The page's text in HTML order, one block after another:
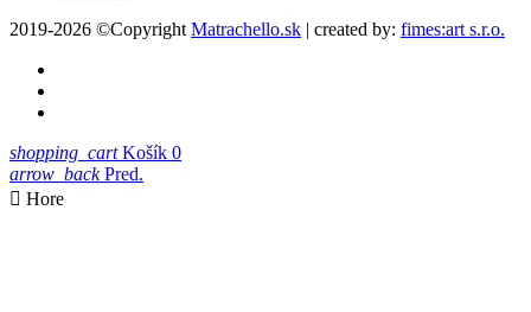
2019-2026 ©Copyright Matrachello.sk | created by: fimes:art s.r.o.
shopping_cart Košík 0
arrow_back Pred.
 Hore